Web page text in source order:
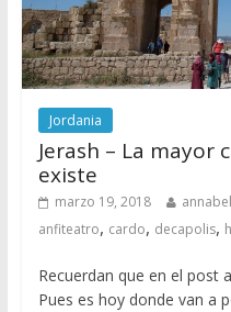
Jordania
Jerash – La mayor
existe
marzo 19, 2018
anfiteatro, cardo, decapolis,
Recuerdan que en el post
Pues es hoy donde van a